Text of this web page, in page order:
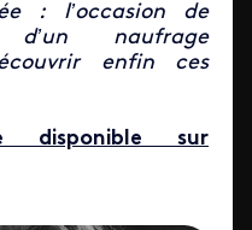
: l’occasion de
d’un naufrage
enfin ces
disponible sur